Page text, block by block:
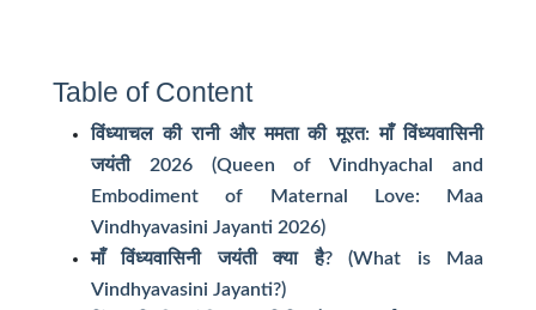
Table of Content
विंध्याचल की रानी और ममता की मूरत: माँ विंध्यवासिनी
जयंती 2026 (Queen of Vindhyachal and
Embodiment of Maternal Love: Maa
Vindhyavasini Jayanti 2026)
माँ विंध्यवासिनी जयंती क्या है? (What is Maa
Vindhyavasini Jayanti?)